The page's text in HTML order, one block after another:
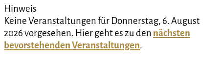
Hinweis
Keine Veranstaltungen für Donnerstag, 6. August
2026 vorgesehen. Hier geht es zu den nächsten
bevorstehenden Veranstaltungen.